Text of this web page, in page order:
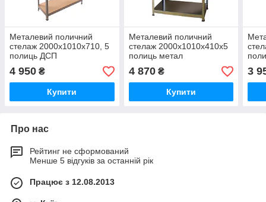
Металевий поличний
стелаж 2000х1010х710, 5
полиць ДСП
4 950 ₴
Купити
Металевий поличний
стелаж 2000х1010х410х5
полиць метал
4 870₴
Купити
3
Про нас
Рейтинг не сформований
Менше 5 відгуків за останній рік
Працює з 12.08.2013